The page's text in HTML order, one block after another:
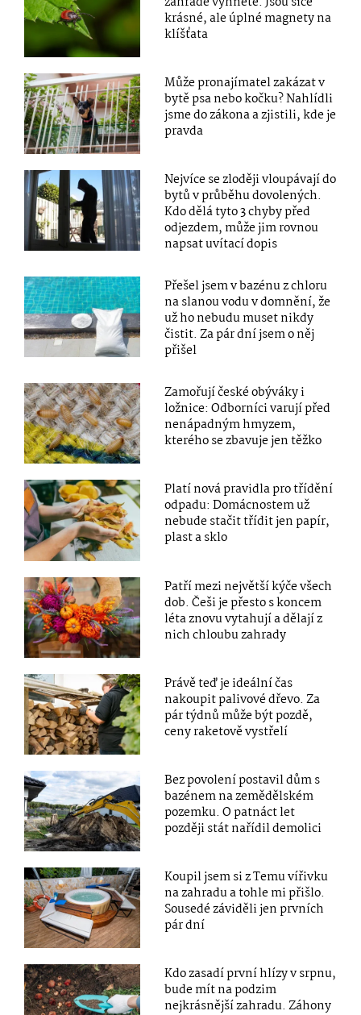
krásné, ale úplné magnety na
klíšťata
Může pronajímatel zakázat v
bytě psa nebo kočku? Nahlídli
jsme do zákona a zjistili, kde je
pravda
Nejvíce se zloději vloupávají do
bytů v průběhu dovolených.
Kdo dělá tyto 3 chyby před
odjezdem, může jim rovnou
napsat uvítací dopis
Přešel jsem v bazénu z chloru
na slanou vodu v domnění, že
už ho nebudu muset nikdy
čistit. Za pár dní jsem o něj
přišel
Zamořují české obýváky i
ložnice: Odborníci varují před
nenápadným hmyzem,
kterého se zbavuje jen těžko
Platí nová pravidla pro třídění
odpadu: Domácnostem už
nebude stačit třídit jen papír,
plast a sklo
Patří mezi největší kýče všech
dob. Češi je přesto s koncem
léta znovu vytahují a dělají z
nich chloubu zahrady
Právě teď je ideální čas
nakoupit palivové dřevo. Za
pár týdnů může být pozdě,
ceny raketově vystřelí
Bez povolení postavil dům s
bazénem na zemědělském
pozemku. O patnáct let
později stát nařídil demolici
Koupil jsem si z Temu vířivku
na zahradu a tohle mi přišlo.
Sousedé záviděli jen prvních
pár dní
Kdo zasadí první hlízy v srpnu,
bude mít na podzim
nejkrásnější zahradu. Záhony